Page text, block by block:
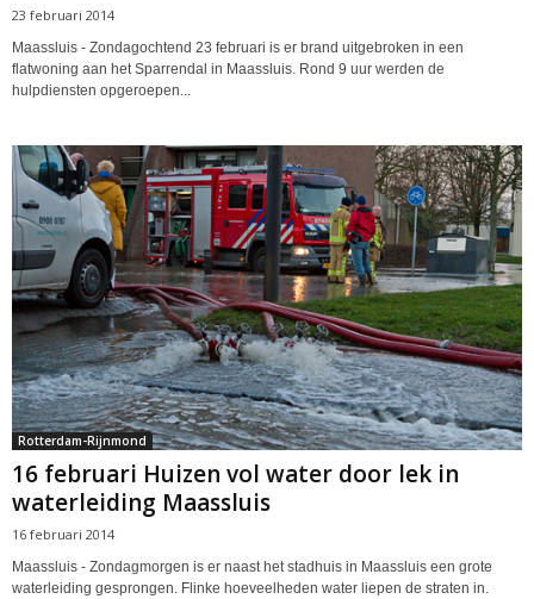
23 februari 2014
Maassluis - Zondagochtend 23 februari is er brand uitgebroken in een
flatwoning aan het Sparrendal in Maassluis. Rond 9 uur werden de
hulpdiensten opgeroepen...
Rotterdam-Rijnmond
16 februari Huizen vol water door lek in
waterleiding Maassluis
16 februari 2014
Maassluis - Zondagmorgen is er naast het stadhuis in Maassluis een grote
waterleiding gesprongen. Flinke hoeveelheden water liepen de straten in.